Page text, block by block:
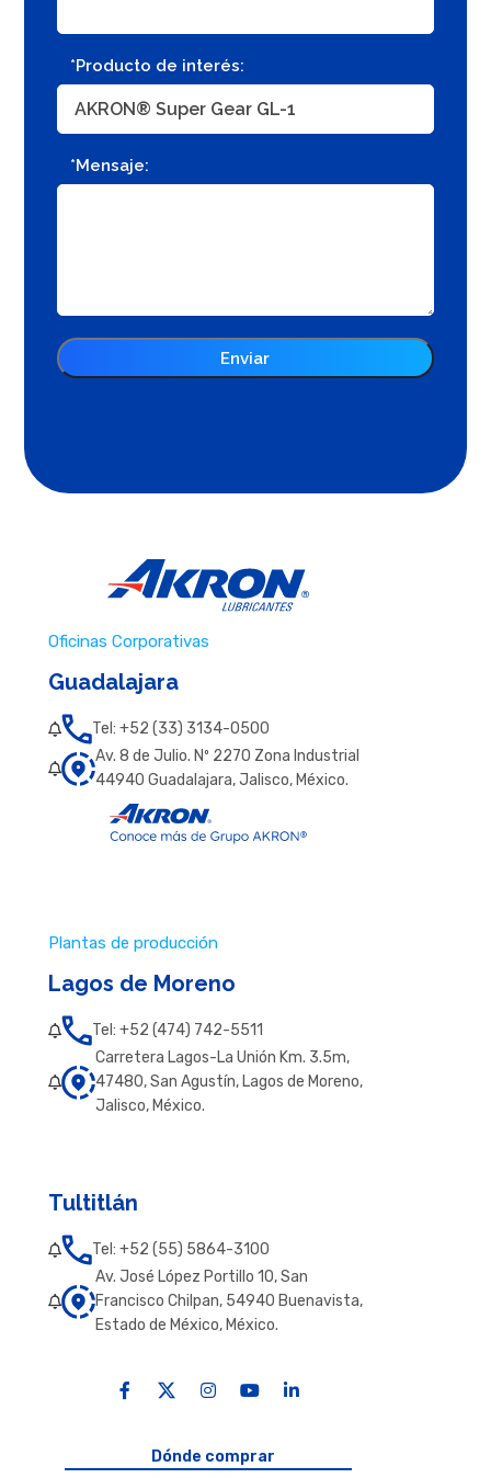
*Producto de interés:
*Mensaje:
Oficinas Corporativas
Guadalajara
Tel: +52 (33) 3134-0500
Av. 8 de Julio. Nº 2270 Zona Industrial
44940 Guadalajara, Jalisco, México.
Plantas de producción
Lagos de Moreno
Tel: +52 (474) 742-5511
Carretera Lagos-La Unión Km. 3.5m,
47480, San Agustín, Lagos de Moreno,
Jalisco, México.
Tultitlán
Tel: +52 (55) 5864-3100
Av. José López Portillo 10, San
Francisco Chilpan, 54940 Buenavista,
Estado de México, México.
Dónde comprar